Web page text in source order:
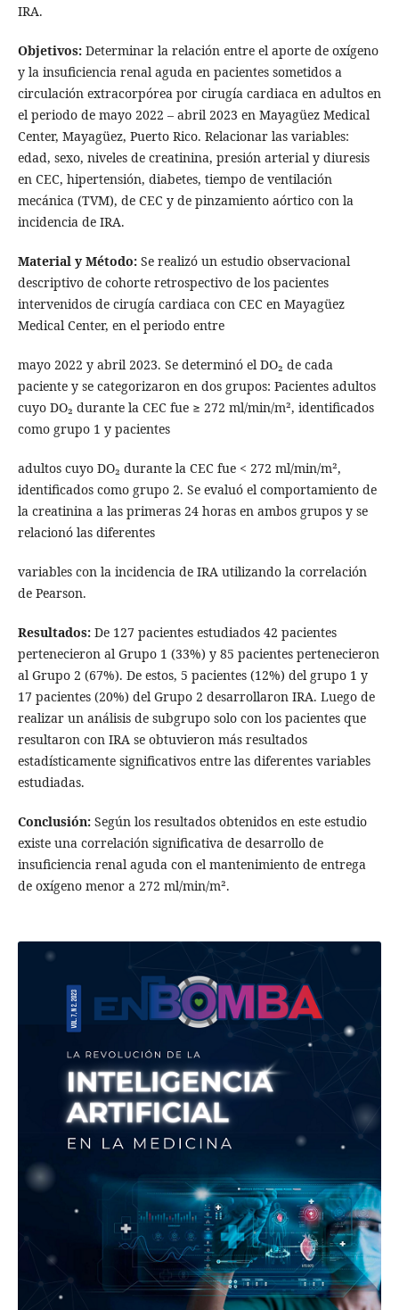
IRA.
Objetivos:Determinar la relación entre el aporte de oxígeno
y la insuficiencia renal aguda en pacientes sometidos a
circulación extracorpórea por cirugía cardiaca en adultos en
el periodo de mayo 2022 – abril 2023 en Mayagüez Medical
Center, Mayagüez, Puerto Rico. Relacionar las variables:
edad, sexo, niveles de creatinina, presión arterial y diuresis
en CEC, hipertensión, diabetes, tiempo de ventilación
mecánica (TVM), de CEC y de pinzamiento aórtico con la
incidencia de IRA.
Material y Método:Se realizó un estudio observacional
descriptivo de cohorte retrospectivo de los pacientes
intervenidos de cirugía cardiaca con CEC en Mayagüez
Medical Center, en el periodo entre
mayo 2022 y abril 2023. Se determinó el DO₂ de cada
paciente y se categorizaron en dos grupos: Pacientes adultos
cuyo DO₂ durante la CEC fue ≥ 272 ml/min/m², identificados
como grupo 1 y pacientes
adultos cuyo DO₂ durante la CEC fue < 272 ml/min/m²,
identificados como grupo 2. Se evaluó el comportamiento de
la creatinina a las primeras 24 horas en ambos grupos y se
relacionó las diferentes
variables con la incidencia de IRA utilizando la correlación
de Pearson.
Resultados:De 127 pacientes estudiados 42 pacientes
pertenecieron al Grupo 1 (33%) y 85 pacientes pertenecieron
al Grupo 2 (67%). De estos, 5 pacientes (12%) del grupo 1 y
17 pacientes (20%) del Grupo 2 desarrollaron IRA. Luego de
realizar un análisis de subgrupo solo con los pacientes que
resultaron con IRA se obtuvieron más resultados
estadísticamente significativos entre las diferentes variables
estudiadas.
Conclusión:Según los resultados obtenidos en este estudio
existe una correlación significativa de desarrollo de
insuficiencia renal aguda con el mantenimiento de entrega
de oxígeno menor a 272 ml/min/m².